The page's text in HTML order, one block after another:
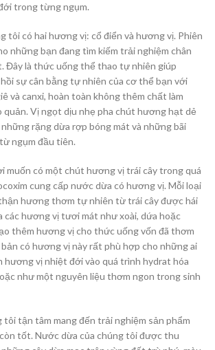
trong từng ngụm.
tôi có hai hương vị: cổ điển và hương vị. Phiên
những bạn đang tìm kiếm trải nghiệm chân
Đây là thức uống thể thao tự nhiên giúp
sự cân bằng tự nhiên của cơ thể bạn với
và canxi, hoàn toàn không thêm chất làm
Vị ngọt dịu nhẹ pha chút hương hạt dẻ
rặng dừa rợp bóng mát và những bãi
ngụm đầu tiên.
muốn có một chút hương vị trái cây trong quá
cung cấp nước dừa có hương vị. Mỗi loại
hương thơm tự nhiên từ trái cây được hái
các hương vị tươi mát như xoài, dứa hoặc
thêm hương vị cho thức uống vốn đã thơm
có hương vị này rất phù hợp cho những ai
hương vị nhiệt đới vào quá trình hydrat hóa
như một nguyên liệu thơm ngon trong sinh
tôi tận tâm mang đến trải nghiệm sản phẩm
tốt. Nước dừa của chúng tôi được thu